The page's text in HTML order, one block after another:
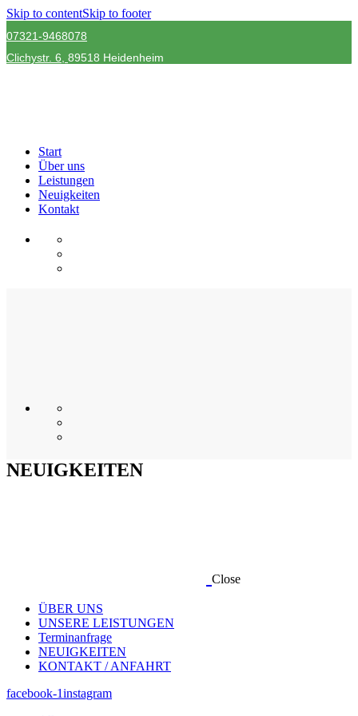
Skip to contentSkip to footer
07321-9468078
Clichystr. 6, 89518 Heidenheim
Start
Über uns
Leistungen
Neuigkeiten
Kontakt
NEUIGKEITEN
Close
ÜBER UNS
UNSERE LEISTUNGEN
Terminanfrage
NEUIGKEITEN
KONTAKT / ANFAHRT
facebook-1instagram